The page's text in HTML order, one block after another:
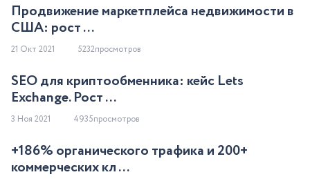
Продвижение маркетплейса недвижимости в
США: рост ...
21 Окт 2021 5232просмотров
SEO для криптообменника: кейс Lets
Exchange. Рост ...
3 Ноя 2021 4935просмотров
+186% органического трафика и 200+
коммерческих кл ...